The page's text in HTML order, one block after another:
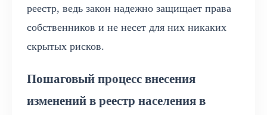
реестр, ведь закон надежно защищает права
собственников и не несет для них никаких
скрытых рисков.
Пошаговый процесс внесения
изменений в реестр населения в